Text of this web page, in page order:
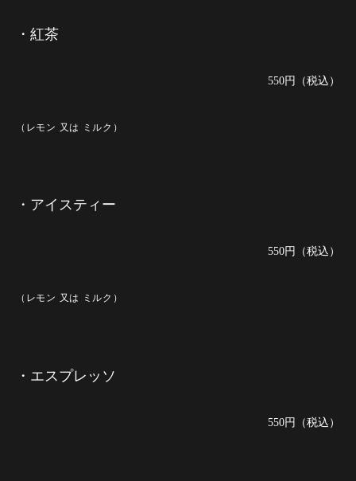
・紅茶
550円（税込）
（レモン 又は ミルク）
・アイスティー
550円（税込）
（レモン 又は ミルク）
・エスプレッソ
550円（税込）